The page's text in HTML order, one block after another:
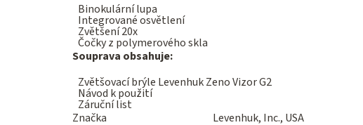
Binokulární lupa
Integrované osvětlení
Zvětšení 20x
Čočky z polymerového skla
Souprava obsahuje:
Zvětšovací brýle Levenhuk Zeno Vizor G2
Návod k použití
Záruční list
Značka
Levenhuk, Inc., USA